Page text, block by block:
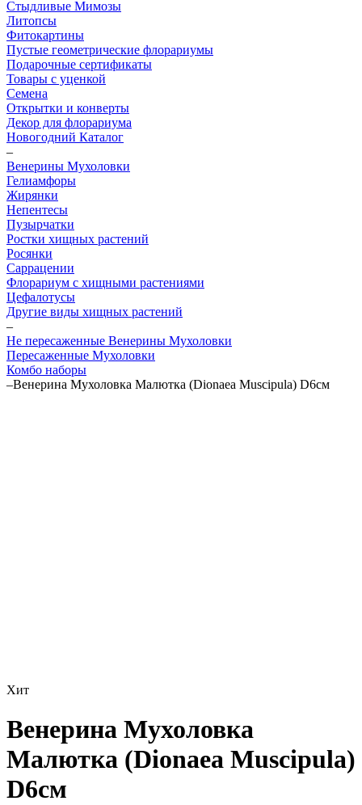
Стыдливые Мимозы
Литопсы
Фитокартины
Пустые геометрические флорариумы
Подарочные сертификаты
Товары с уценкой
Семена
Открытки и конверты
Декор для флорариума
Новогодний Каталог
–
Венерины Мухоловки
Гелиамфоры
Жирянки
Непентесы
Пузырчатки
Ростки хищных растений
Росянки
Саррацении
Флорариум с хищными растениями
Цефалотусы
Другие виды хищных растений
–
Не пересаженные Венерины Мухоловки
Пересаженные Мухоловки
Комбо наборы
–Венерина Мухоловка Малютка (Dionaea Muscipula) D6см
Хит
Венерина Мухоловка
Малютка (Dionaea Muscipula)
D6см